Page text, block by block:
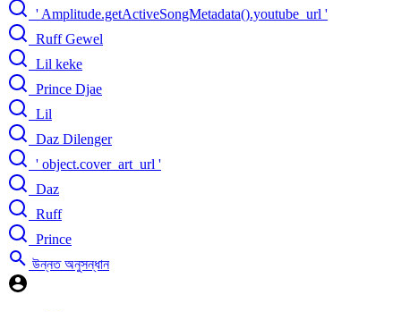
' Amplitude.getActiveSongMetadata().youtube_url '
Ruff Gewel
Lil keke
Prince Djae
Lil
Daz Dilenger
' object.cover_art_url '
Daz
Ruff
Prince
উন্নত অনুসন্ধান